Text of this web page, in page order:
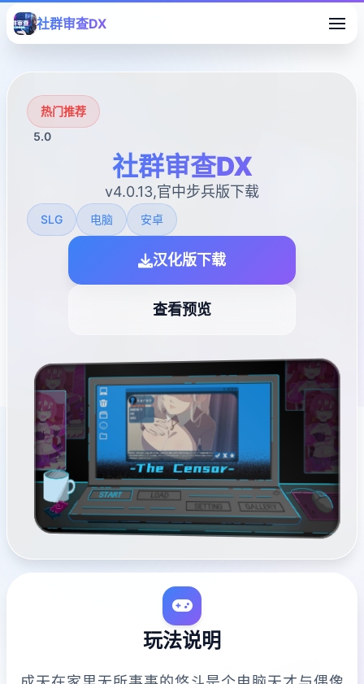
社群审查DX
热门推荐
5.0
社群审查DX
v4.0.13,官中步兵版下载
SLG 电脑 安卓
汉化版下载
查看预览
玩法说明